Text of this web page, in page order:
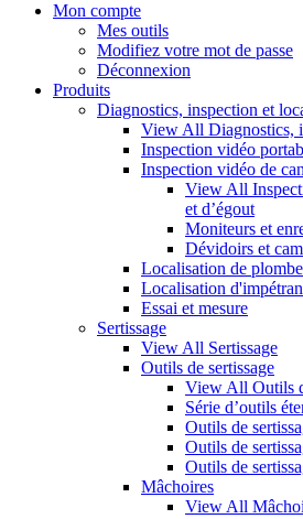
Mon compte
Mes outils
Modifiez votre mot de passe
Déconnexion
Produits
Diagnostics, inspection et
View All Diagnostics,
Inspection vidéo
Inspection vidéo de
View All
et d’égout
Moniteurs et
Dévidoirs et
Localisation de
Localisation
Essai et mesure
Sertissage
View All Sertissage
Outils de sertissage
View All Outils
Série d’outils
Outils de
Outils de
Outils de
Mâchoires
View All